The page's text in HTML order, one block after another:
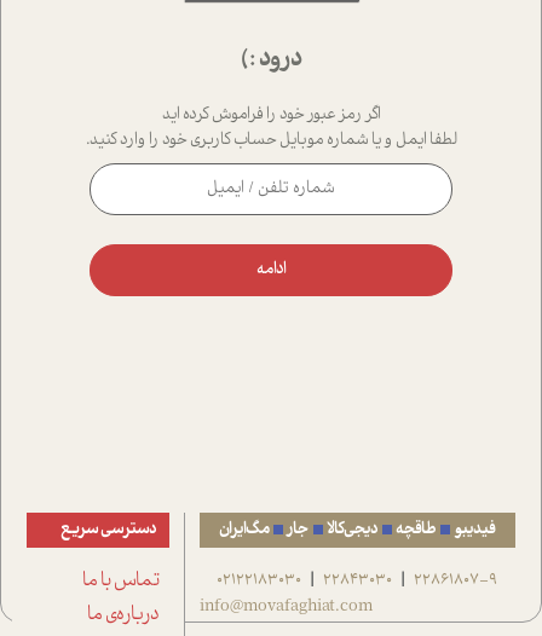
درود :)
اگر رمز عبور خود را فراموش کرده اید
لطفا ایمل و یا شماره موبایل حساب کاربری خود را وارد کنید.
ادامه
فیدیبو طاقچه دیجی‌کالا جار مگ‌ایران
22861807-9
|
22843030
|
02122183030
info@movafaghiat.com
دسترسی سریع
تماس با ما
درباره‌ی ما